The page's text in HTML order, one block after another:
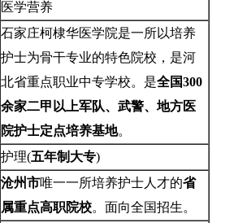
医学营养
石家庄柯棣华医学院是一所以培养
护士为骨干专业的特色院校，是河
北省重点职业中专学校。是全国300
余家二甲以上军队、武警、地方医
院护士定点培养基地。
护理(五年制大专)
沧州市唯一一所培养护士人才的省
属重点高职院校。面向全国招生。